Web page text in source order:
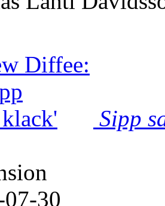
Sipp
30